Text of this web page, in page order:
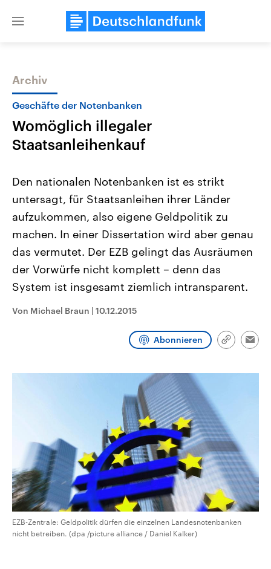
Close
Themen
Landtagswahl Sachsen-Anhalt
2026
Alle Informationen
Sachsen-Anhalt wählt am 6.
September 2026 einen neuen
Landtag. Seit 2021 wird das
Bundesland von einer Koalition aus
Umfragen, Prognosen,
und Hintergründe zu den Parteien
und Kandidaten der anstehenden
USA
Aktuelle Beiträge,
Hintergründe
Wirtschaftlich und
gehören die Vereinigten
den mächtigsten Ländern
mit großem Einfluss auf
Sendungen Programm
Archiv
Geschäfte der Notenbanken
Womöglich illegaler
Staatsanleihenkauf
Den nationalen Notenbanken ist es strikt
untersagt, für Staatsanleihen ihrer Länder
aufzukommen, also eigene Geldpolitik zu
machen. In einer Dissertation wird aber genau
das vermutet. Der EZB gelingt das Ausräumen
der Vorwürfe nicht komplett – denn das
System ist insgesamt ziemlich intransparent.
Von Michael Braun | 10.12.2015
Abonnieren
Link
EZB-Zentrale: Geldpolitik dürfen die einzelnen Landesnotenbanken
nicht betreiben. (dpa /picture alliance / Daniel Kalker)